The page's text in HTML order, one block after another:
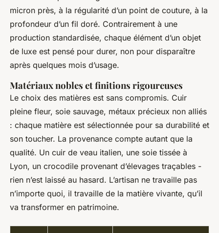
micron près, à la régularité d’un point de couture, à la
profondeur d’un fil doré. Contrairement à une
production standardisée, chaque élément d’un objet
de luxe est pensé pour durer, non pour disparaître
après quelques mois d’usage.
Matériaux nobles et finitions rigoureuses
Le choix des matières est sans compromis. Cuir
pleine fleur, soie sauvage, métaux précieux non alliés
: chaque matière est sélectionnée pour sa durabilité et
son toucher. La provenance compte autant que la
qualité. Un cuir de veau italien, une soie tissée à
Lyon, un crocodile provenant d’élevages traçables -
rien n’est laissé au hasard. L’artisan ne travaille pas
n’importe quoi, il travaille de la matière vivante, qu’il
va transformer en patrimoine.